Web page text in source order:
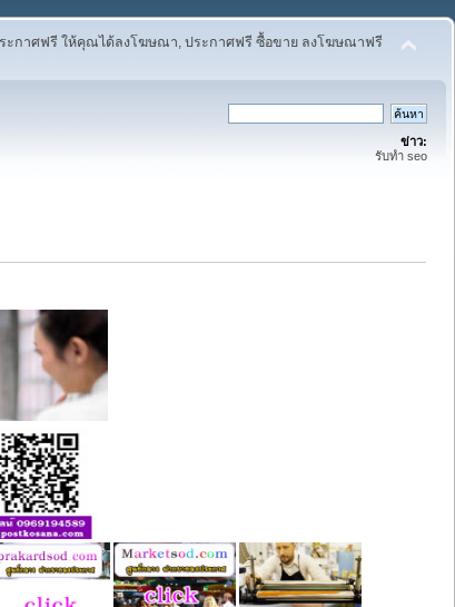
ระกาศฟรี ให้คุณได้ลงโฆษณา, ประกาศฟรี ซื้อขาย ลงโฆษณาฟรี
ข่าว:
รับทำ seo